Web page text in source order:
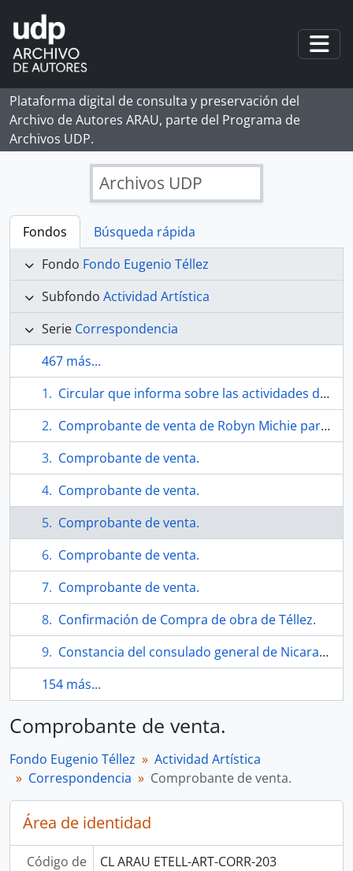
Skip to main content
Plataforma digital de consulta y preservación del
Archivo de Autores ARAU, parte del Programa de
Archivos UDP.
Archivos UDP
Fondos
Búsqueda rápida
Fondo Fondo Eugenio Téllez
Subfondo Actividad Artística
Serie Correspondencia
467 más...
Circular que informa sobre las actividades del Museo Internacional Salvador Allende
Comprobante de venta de Robyn Michie para Téllez.
Comprobante de venta.
Comprobante de venta.
Comprobante de venta.
Comprobante de venta.
Comprobante de venta.
Confirmación de Compra de obra de Téllez.
Constancia del consulado general de Nicaragua.
154 más...
Comprobante de venta.
Fondo Eugenio Téllez
Actividad Artística
Correspondencia
Comprobante de venta.
Área de identidad
Código de
CL ARAU ETELL-ART-CORR-203